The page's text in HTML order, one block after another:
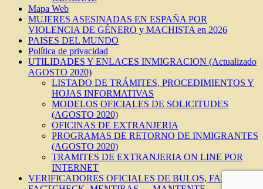
Mapa Web
MUJERES ASESINADAS EN ESPAÑA POR
VIOLENCIA DE GÉNERO y MACHISTA en 2026
PAISES DEL MUNDO
Política de privacidad
UTILIDADES Y ENLACES INMIGRACION (Actualizado
AGOSTO 2020)
LISTADO DE TRÁMITES, PROCEDIMIENTOS Y
HOJAS INFORMATIVAS
MODELOS OFICIALES DE SOLICITUDES
(AGOSTO 2020)
OFICINAS DE EXTRANJERIA
PROGRAMAS DE RETORNO DE INMIGRANTES
(AGOSTO 2020)
TRAMITES DE EXTRANJERIA ON LINE POR
INTERNET
VERIFICADORES OFICIALES DE BULOS, FAKES,